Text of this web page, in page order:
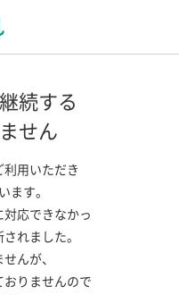
続する
せん
用いただき
ます。
応できなかっ
れました。
んが、
りませんので